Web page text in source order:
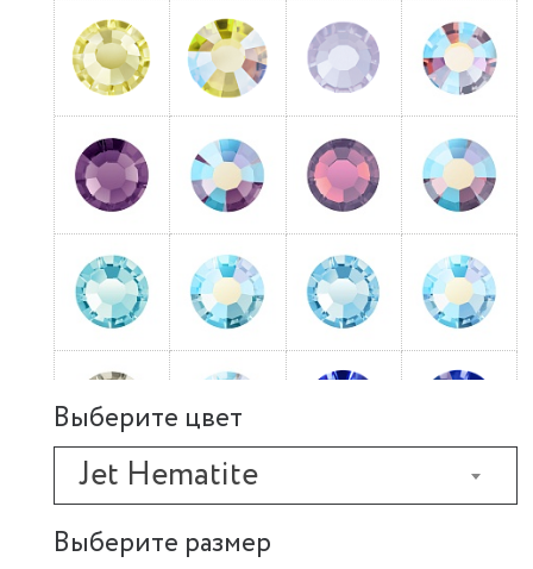
Выберите цвет
Jet Hematite
Выберите размер